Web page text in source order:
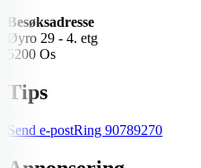
Besøksadresse
Øyro 29 - 4. etg
5200 Os
Tips
Send e-postRing 90789270